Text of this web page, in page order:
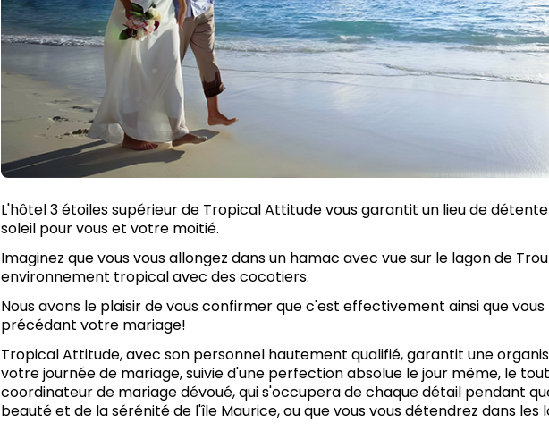
L'hôtel 3 étoiles supérieur de Tropical Attitude vous garantit un lieu de
soleil pour vous et votre moitié.
Imaginez que vous vous allongez dans un hamac avec vue sur le lagon de
environnement tropical avec des cocotiers.
Nous avons le plaisir de vous confirmer que c'est effectivement ainsi que
précédant votre mariage!
Tropical Attitude, avec son personnel hautement qualifié, garantit une
votre journée de mariage, suivie d'une perfection absolue le jour même, le
coordinateur de mariage dévoué, qui s'occupera de chaque détail pendant
beauté et de la sérénité de l'île Maurice, ou que vous vous détendrez dans les